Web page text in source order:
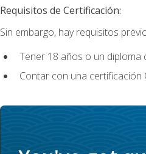
Requisitos de Certificación:
Sin embargo, hay requisitos
Tener 18 años o un diploma
Contar con una certificación